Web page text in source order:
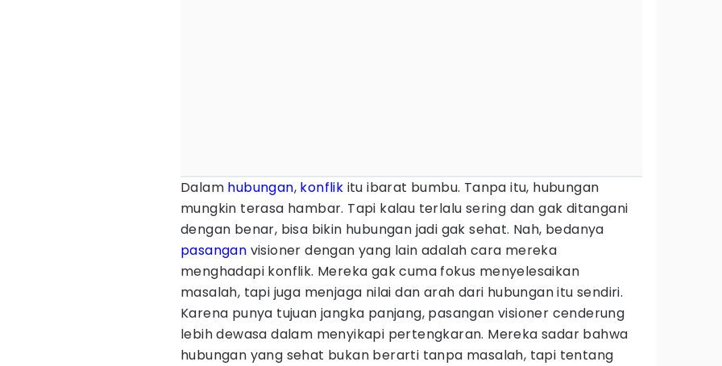
Dalam hubungan, konflik itu ibarat bumbu. Tanpa itu, hubungan
mungkin terasa hambar. Tapi kalau terlalu sering dan gak ditangani
dengan benar, bisa bikin hubungan jadi gak sehat. Nah, bedanya
pasangan visioner dengan yang lain adalah cara mereka
menghadapi konflik. Mereka gak cuma fokus menyelesaikan
masalah, tapi juga menjaga nilai dan arah dari hubungan itu sendiri.
Karena punya tujuan jangka panjang, pasangan visioner cenderung
lebih dewasa dalam menyikapi pertengkaran. Mereka sadar bahwa
hubungan yang sehat bukan berarti tanpa masalah, tapi tentang